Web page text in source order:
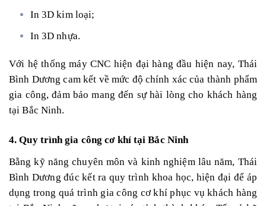
In 3D kim loại;
In 3D nhựa.
Với hệ thống máy CNC hiện đại hàng đầu hiện nay, Thái
Bình Dương cam kết về mức độ chính xác của thành phẩm
gia công, đảm bảo mang đến sự hài lòng cho khách hàng
tại Bắc Ninh.
4. Quy trình gia công cơ khí tại Bắc Ninh
Bằng kỹ năng chuyên môn và kinh nghiệm lâu năm, Thái
Bình Dương đúc kết ra quy trình khoa học, hiện đại để áp
dụng trong quá trình gia công cơ khí phục vụ khách hàng